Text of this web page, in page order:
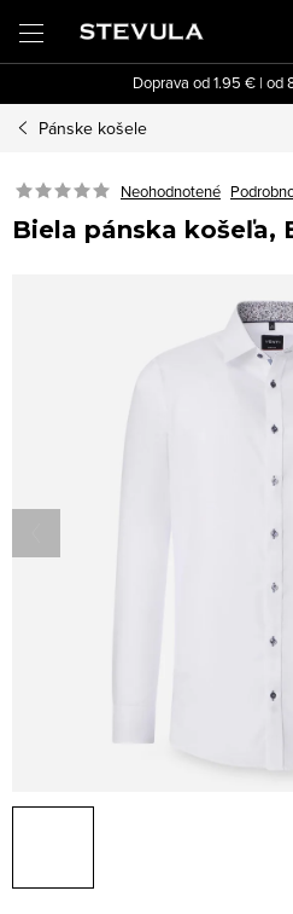
obsah
Doprava od 1.95 € | od
Pánske košele
Neohodnotené
Biela pánska košeľa,